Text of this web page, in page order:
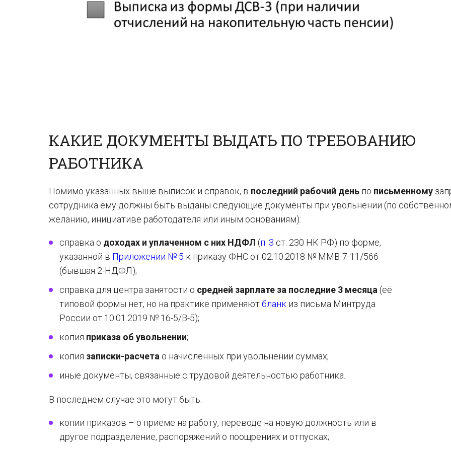
КАКИЕ ДОКУМЕНТЫ ВЫДАТЬ ПО ТРЕБОВАНИЮ
РАБОТНИКА
Помимо указанных выше выписок и справок, в последний рабочий день по письменному
сотрудника ему должны быть выданы следующие документы при увольнении (по
желанию, инициативе работодателя или иным основаниям):
справка о доходах и уплаченном с них НДФЛ (п. 3 ст. 230 НК РФ) по форме,
указанной в Приложении № 5 к приказу ФНС от 02.10.2018 № ММВ-7-11/566
(бывшая 2-НДФЛ);
справка для центра занятости о средней зарплате за последние 3 месяца (её
типовой формы нет, но на практике применяютбланк из письма Минтруда
России от 10.01.2019 № 16-5/В-5);
копия приказа об увольнении;
копия записки-расчета о начисленных при увольнении суммах;
иные документы, связанные с трудовой деятельностью работника.
В последнем случае это могут быть:
копии приказов – о приеме на работу, переводе на новую должность или в
другое подразделение, распоряжений о поощрениях и отпусках;